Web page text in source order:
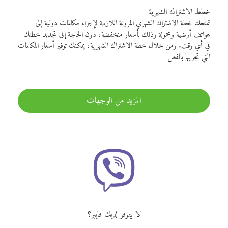
خطط الاشتراك الشهرية
تمنحك خطة الاشتراك الشهري المرونة اللازمة لإجراء مكالمات دولية إلى
هواتف أرضية ومحمولة وذلك بأسعار منخفضة، دون الحاجة إلى تجديد خطتك
في أي وقت. ومن خلال خطة الاشتراك الشهرية، يمكنك توفير أسعار المكالمات
التي تجريها بالفعل
المزيد من الوجهات
لا يتوفر لديك فايبر؟